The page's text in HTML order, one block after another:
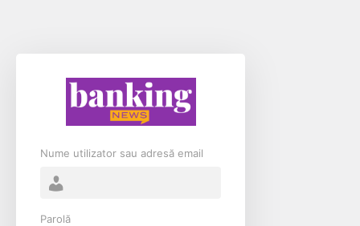
Nume utilizator sau adresă email
Parolă